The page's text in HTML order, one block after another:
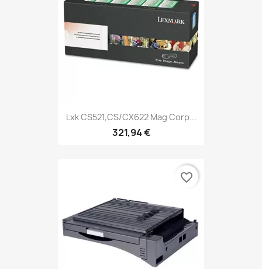
Lxk CS521,CS/CX622 Mag Corp...
321,94 €
favorite_border